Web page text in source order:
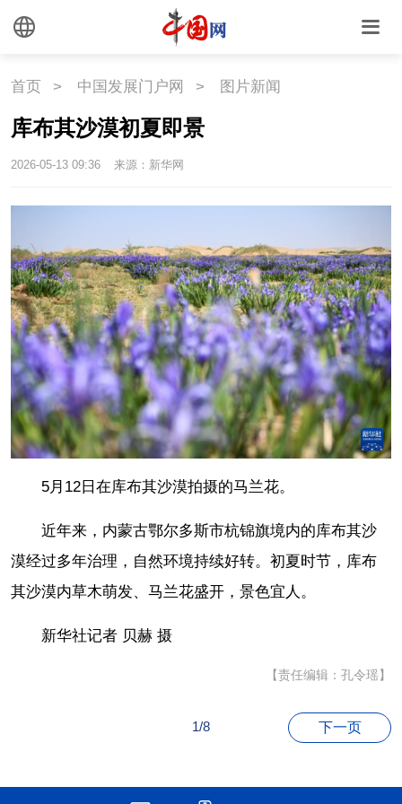
文创
中国瓷
国情 助残 一带一路
海洋 草原 湾区
联盟 心理 老年
首页 > 中国发展门户网 > 图片新闻
库布其沙漠初夏即景
2026-05-13 09:36 来源：新华网
5月12日在库布其沙漠拍摄的马兰花。
近年来，内蒙古鄂尔多斯市杭锦旗境内的库布其沙
漠经过多年治理，自然环境持续好转。初夏时节，库布
其沙漠内草木萌发、马兰花盛开，景色宜人。
新华社记者 贝赫 摄
【责任编辑：孔令瑶】
1/8 下一页